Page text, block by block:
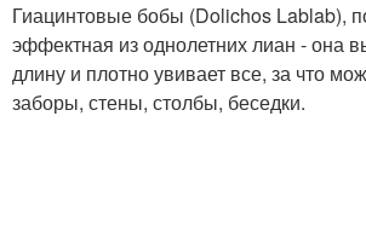
Гиацинтовые бобы (Dolichos Lablab),
эффектная из однолетних лиан - она
длину и плотно увивает все, за что
заборы, стены, столбы, беседки.